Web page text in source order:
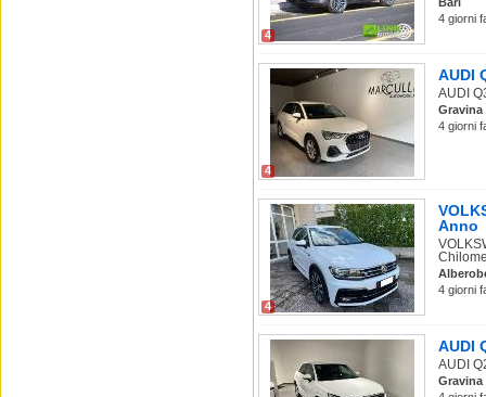
4
4 giorni
4
AUDI
AUDI
Gravina
4 giorni
4
Anno
4 giorni
AUDI
AUDI
Gravina